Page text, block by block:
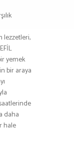
lezzetleri,
yemek
bir araya
daha
hale